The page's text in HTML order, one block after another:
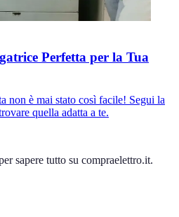
Perfetta per la Tua
non è mai stato così facile! Segui la
quella adatta a te.
sapere tutto su compraelettro.it.